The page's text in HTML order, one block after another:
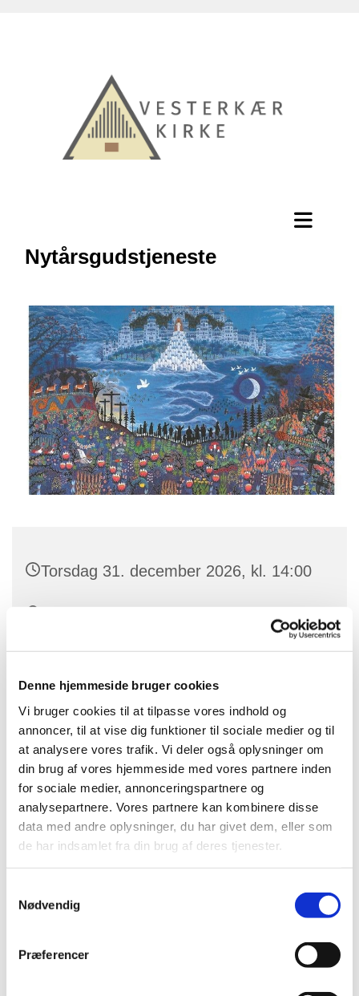
Denne hjemmeside bruger cookies
Vi bruger cookies til at tilpasse vores indhold og
annoncer, til at vise dig funktioner til sociale medier og til
at analysere vores trafik. Vi deler også oplysninger om
din brug af vores hjemmeside med vores partnere inden
for sociale medier, annonceringspartnere og
analysepartnere. Vores partnere kan kombinere disse
data med andre oplysninger, du har givet dem, eller som
de har indsamlet fra din brug af deres tjenester.
Nødvendig
Præferencer
Nytårsgudstjeneste
Torsdag 31. december 2026, kl. 14:00
skydebanevej 2, Skydebanevej 2, 9000